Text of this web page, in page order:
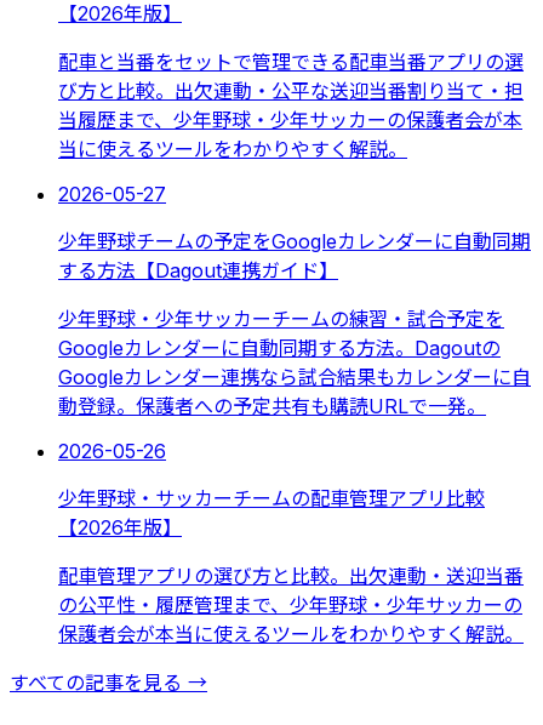
【2026年版】
配車と当番をセットで管理できる配車当番アプリの選
び方と比較。出欠連動・公平な送迎当番割り当て・担
当履歴まで、少年野球・少年サッカーの保護者会が本
当に使えるツールをわかりやすく解説。
2026-05-27
少年野球チームの予定をGoogleカレンダーに自動同期
する方法【Dagout連携ガイド】
少年野球・少年サッカーチームの練習・試合予定を
Googleカレンダーに自動同期する方法。Dagoutの
Googleカレンダー連携なら試合結果もカレンダーに自
動登録。保護者への予定共有も購読URLで一発。
2026-05-26
少年野球・サッカーチームの配車管理アプリ比較
【2026年版】
配車管理アプリの選び方と比較。出欠連動・送迎当番
の公平性・履歴管理まで、少年野球・少年サッカーの
保護者会が本当に使えるツールをわかりやすく解説。
すべての記事を見る →